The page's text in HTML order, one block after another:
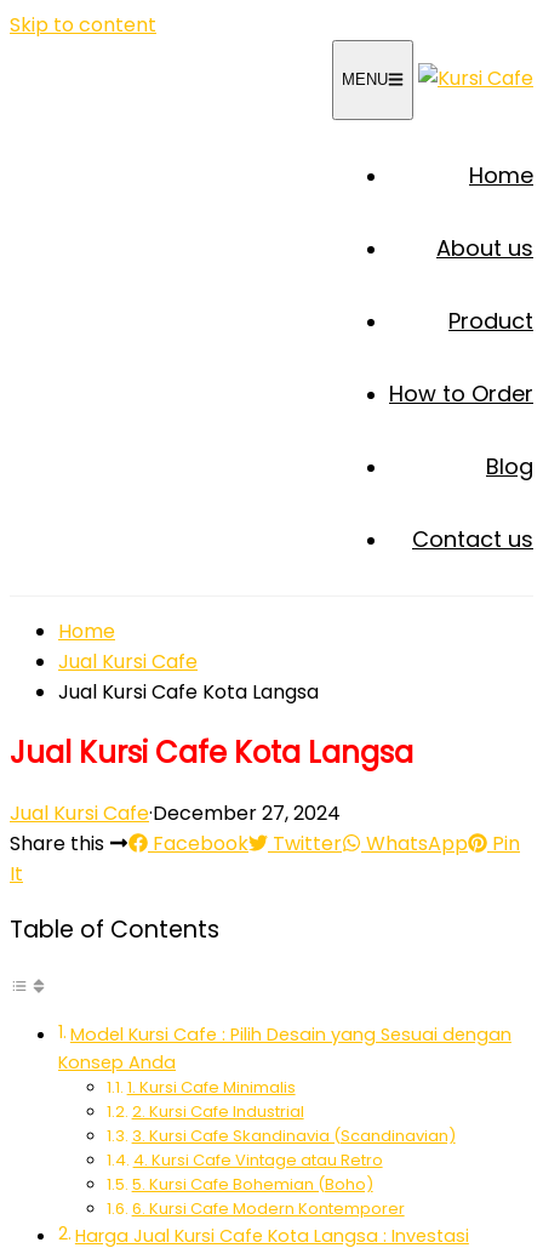
Skip to content
MENU
Home
About us
Product
How to Order
Blog
Contact us
Home
Jual Kursi Cafe
Jual Kursi Cafe Kota Langsa
Jual Kursi Cafe Kota Langsa
Jual Kursi Cafe·December 27, 2024
Share this
Facebook Twitter WhatsApp
Pin
It
Table of Contents
Model Kursi Cafe : Pilih Desain yang Sesuai dengan
Konsep Anda
1. Kursi Cafe Minimalis
2. Kursi Cafe Industrial
3. Kursi Cafe Skandinavia (Scandinavian)
4. Kursi Cafe Vintage atau Retro
5. Kursi Cafe Bohemian (Boho)
6. Kursi Cafe Modern Kontemporer
Harga Jual Kursi Cafe Kota Langsa : Investasi